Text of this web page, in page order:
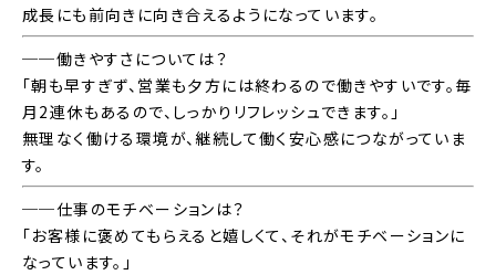
成長にも前向きに向き合えるようになっています。
──働きやすさについては？
「朝も早すぎず、営業も夕方には終わるので働きやすいです。毎
月2連休もあるので、しっかりリフレッシュできます。」
無理なく働ける環境が、継続して働く安心感につながっていま
す。
──仕事のモチベーションは？
「お客様に褒めてもらえると嬉しくて、それがモチベーションに
なっています。」